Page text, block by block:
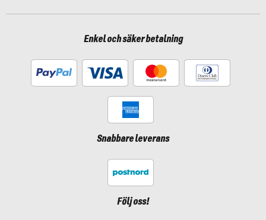
Enkel och säker betalning
Snabbare leverans
Följ oss!